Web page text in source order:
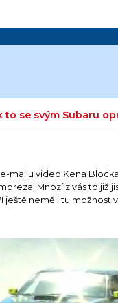
to se svým Subaru
mailu video Kena
Mnozí z vás to
neměli tu možnost